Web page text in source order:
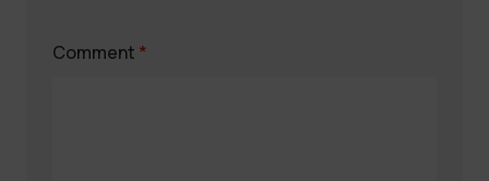
Comment *